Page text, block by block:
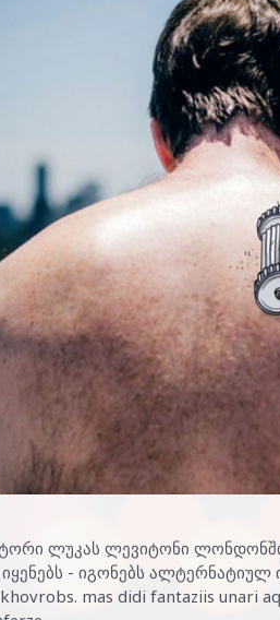
ლუკას ლევიტონი ლონდონში
- იგონებს
mas didi fantaziis unari